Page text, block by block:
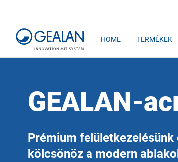
HOME TERMÉKEK
GEALAN-
Prémium felületkezelésünk
kölcsönöz a modern